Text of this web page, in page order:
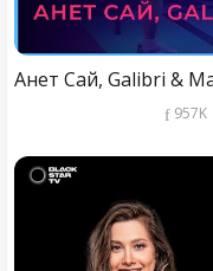
Анет Сай, Galibri &
957K